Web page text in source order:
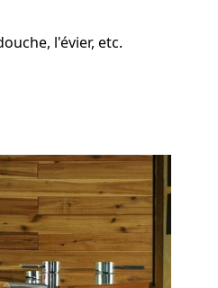
l'évier, etc.